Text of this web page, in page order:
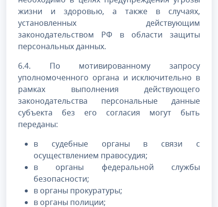
жизни и здоровью, а также в случаях,
установленных действующим
законодательством РФ в области защиты
персональных данных.
6.4. По мотивированному запросу
уполномоченного органа и исключительно в
рамках выполнения действующего
законодательства персональные данные
субъекта без его согласия могут быть
переданы:
в судебные органы в связи с
осуществлением правосудия;
в органы федеральной службы
безопасности;
в органы прокуратуры;
в органы полиции;